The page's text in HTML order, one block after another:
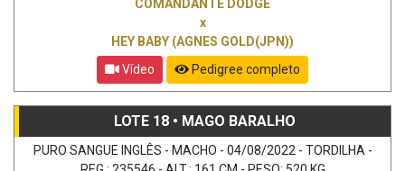
COMANDANTE DODGE
x
HEY BABY (AGNES GOLD(JPN))
Vídeo
Pedigree completo
LOTE 18 • MAGO BARALHO
PURO SANGUE INGLÊS - MACHO - 04/08/2022 - TORDILHA -